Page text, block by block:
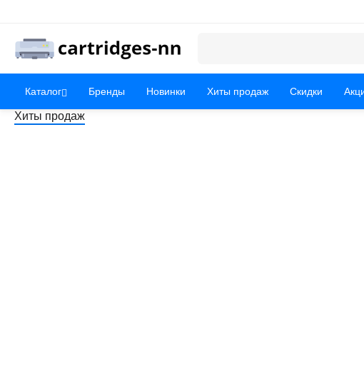
Каталог Бренды Новинки Хиты продаж Скидки
Хиты продаж